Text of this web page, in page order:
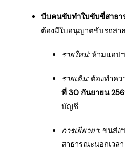
บีบคนขับทำใบขับขี่สาธา
ต้องมีใบอนุญาตขับรถสา
รายใหม่: ห้ามแอป
รายเดิม: ต้องทำคว
ที่ 30 กันยายน
บัญชี
การเยียวยา: ขนส่ง
สาธารณะนอกเวลา